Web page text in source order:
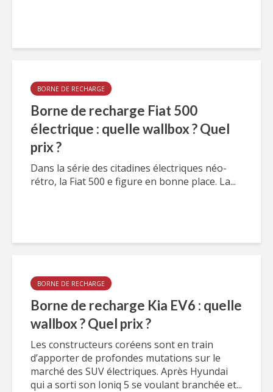
BORNE DE RECHARGE
Borne de recharge Fiat 500
électrique : quelle wallbox ? Quel
prix ?
Dans la série des citadines électriques néo-
rétro, la Fiat 500 e figure en bonne place. La...
BORNE DE RECHARGE
Borne de recharge Kia EV6 : quelle
wallbox ? Quel prix ?
Les constructeurs coréens sont en train
d’apporter de profondes mutations sur le
marché des SUV électriques. Après Hyundai
qui a sorti son Ioniq 5 se voulant branchée et...